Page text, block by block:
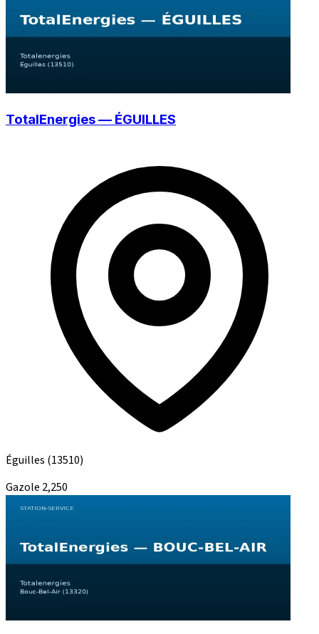
TotalEnergies — ÉGUILLES
Éguilles (13510)
Gazole 2,250